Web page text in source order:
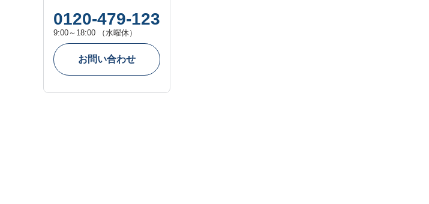
0120-479-123
9:00～18:00 （水曜休）
お問い合わせ